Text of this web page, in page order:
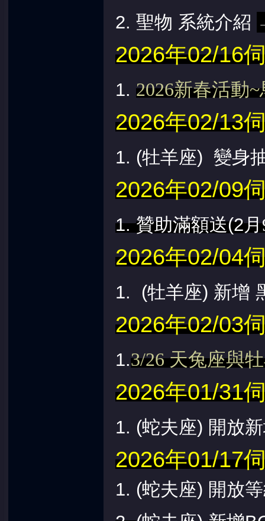
2. 聖物 系統介紹
2026年02/16
1. 2026新春活動
2026年02/13
1. (牡羊座) 變身
2026年02/09
1.贊助滿額送(2
2026年02/04
1. (牡羊座) 新增
2026年02/03
1.3/26 天兔座與
2026年01/31
1. (蛇夫座) 開放
2026年01/17
1. (蛇夫座) 開放